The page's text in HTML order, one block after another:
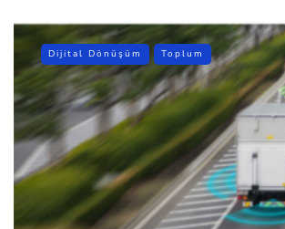
Dijital Dönüşüm Toplum